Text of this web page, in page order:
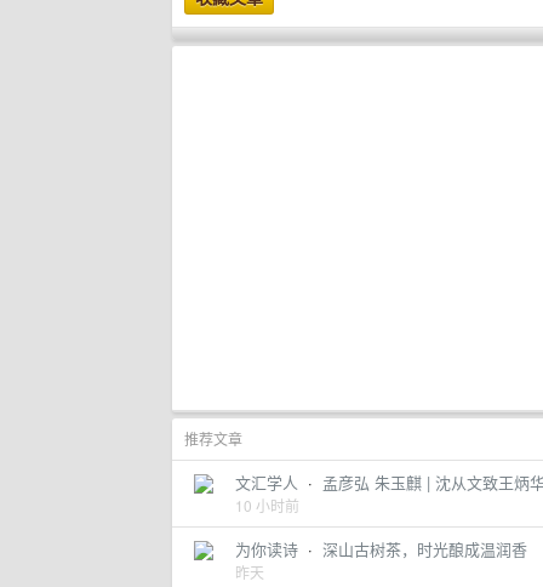
推荐文章
文汇学人 · 孟彦弘 朱玉麒 | 沈从文致王炳
10 小时前
为你读诗 · 深山古树茶，时光酿成温润香
昨天